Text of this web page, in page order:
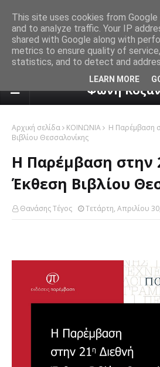
Φωνή
Αρχική σελίδα ΚΟΙΝΩΝΙΑ
Η Παρέμβαση
Βιβλίου Θεσσαλονίκης
Η Παρέμβαση στην
Έκθεση Βιβλίου
Θανάσης Τέγος Τετάρτη, Απριλίου
This site uses cookies from
and to analyze traffic. Your IP
shared with Google along with
metrics to ensure quality of
statistics, and to detect and
LEARN MORE